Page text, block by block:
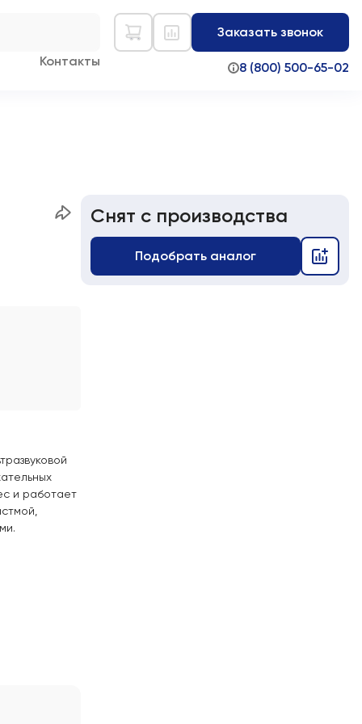
Контакты
Заказать звонок
8 (800) 500-65-02
и работает
Снят с производства
Подобрать аналог